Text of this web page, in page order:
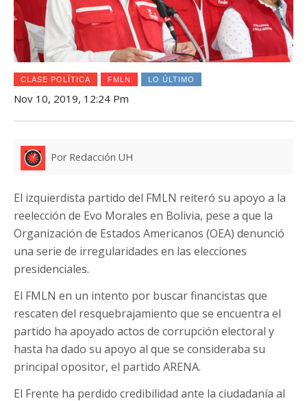
CLASE POLÍTICA FMLN LO ÚLTIMO
Nov 10, 2019, 12:24 Pm
Por Redacción UH
El izquierdista partido del FMLN reiteró su apoyo a la
reelección de Evo Morales en Bolivia, pese a que la
Organización de Estados Americanos (OEA) denunció
una serie de irregularidades en las elecciones
presidenciales.
El FMLN en un intento por buscar financistas que
rescaten del resquebrajamiento que se encuentra el
partido ha apoyado actos de corrupción electoral y
hasta ha dado su apoyo al que se consideraba su
principal opositor, el partido ARENA.
El Frente ha perdido credibilidad ante la ciudadanía al